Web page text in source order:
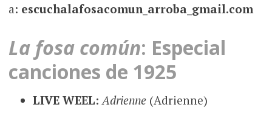
a: escuchalafosacomun_arroba_gmail.com
La fosa común: Especial
canciones de 1925
LIVE WEEL: Adrienne(Adrienne)